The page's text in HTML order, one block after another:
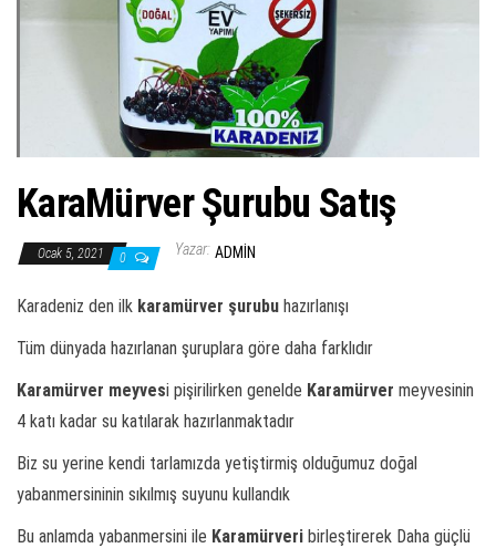
KaraMürver Şurubu Satış
Ocak 5, 2021 0 Yazar: ADMIN
Karadeniz den ilk karamürver şurubu hazırlanışı
Tüm dünyada hazırlanan şuruplara göre daha farklıdır
Karamürver meyvesi pişirilirken genelde Karamürver meyvesinin
4 katı kadar su katılarak hazırlanmaktadır
Biz su yerine kendi tarlamızda yetiştirmiş olduğumuz doğal
yabanmersininin sıkılmış suyunu kullandık
Bu anlamda yabanmersini ile Karamürveri birleştirerek Daha güçlü